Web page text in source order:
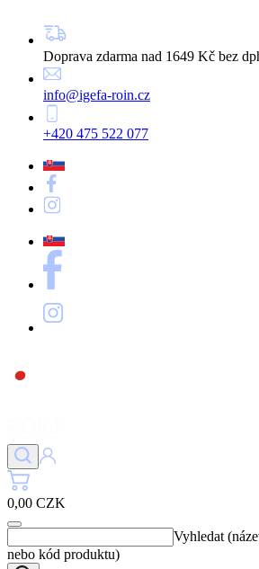
Doprava zdarma nad 1649 Kč bez
info@igefa-roin.cz
+420 475 522 077
0,00 CZK
Vyhledat
nebo kód produktu)